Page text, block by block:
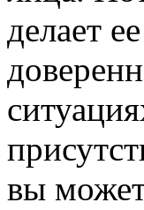
делает
вы